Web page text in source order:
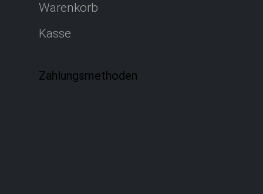
Warenkorb
Kasse
Zahlungsmethoden​